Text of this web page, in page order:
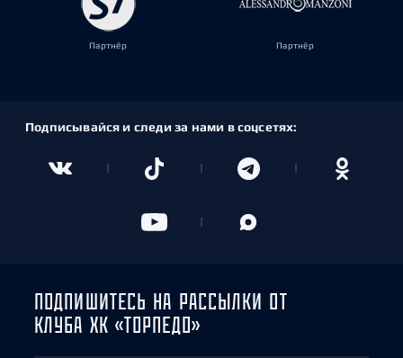
Партнёр Партнёр
Подписывайся и следи за нами в соцсетях:
ПОДПИШИТЕСЬ НА РАССЫЛКИ ОТ
КЛУБА ХК «ТОРПЕДО»